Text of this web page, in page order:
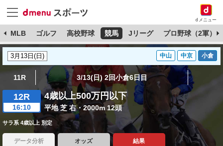
dメニュー
MLB ゴルフ 高校野球 競馬 Jリーグ プロ野球（2軍）
中山 中京 小倉
11R 3/13(日) 2回小倉6日目
12R
16:10
4歳以上500万円以下
平地 芝 右・2000m 12頭
サラ系 4歳以上 別定
データ分析 オッズ 結果